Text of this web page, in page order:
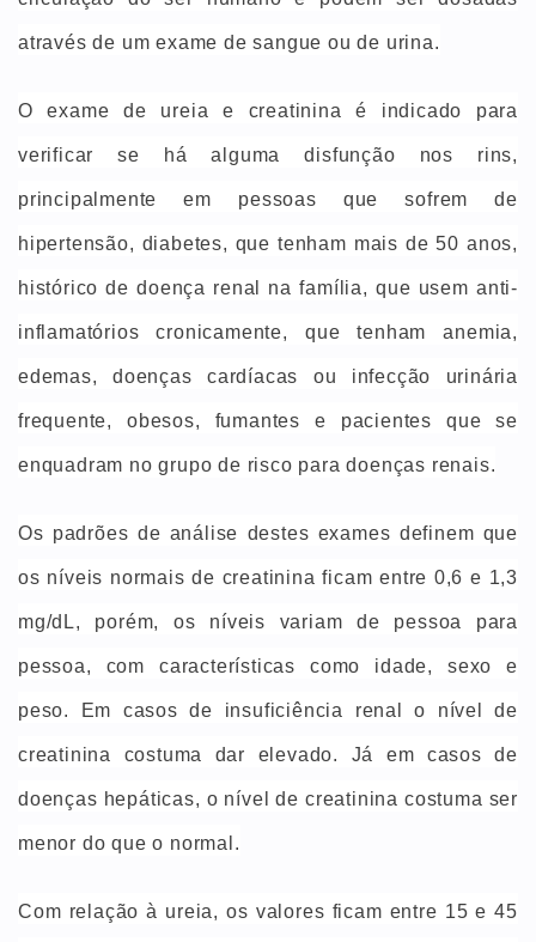
através de um exame de sangue ou de urina.
O exame de ureia e creatinina é indicado para
verificar se há alguma disfunção nos rins,
principalmente em pessoas que sofrem de
hipertensão, diabetes, que tenham mais de 50 anos,
histórico de doença renal na família, que usem anti-
inflamatórios cronicamente, que tenham anemia,
edemas, doenças cardíacas ou infecção urinária
frequente, obesos, fumantes e pacientes que se
enquadram no grupo de risco para doenças renais.
Os padrões de análise destes exames definem que
os níveis normais de creatinina ficam entre 0,6 e 1,3
mg/dL, porém, os níveis variam de pessoa para
pessoa, com características como idade, sexo e
peso. Em casos de insuficiência renal o nível de
creatinina costuma dar elevado. Já em casos de
doenças hepáticas, o nível de creatinina costuma ser
menor do que o normal.
Com relação à ureia, os valores ficam entre 15 e 45